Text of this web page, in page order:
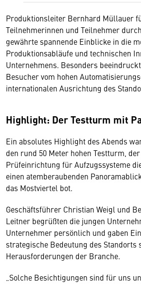
Produktionsleiter Bernhard Müllauer
Teilnehmerinnen und Teilnehmer
gewährte spannende Einblicke in die
Produktionsabläufe und technischen
Unternehmens. Besonders
Besucher vom hohen
internationalen Ausrichtung des
Highlight: Der Testturm mit
Ein absolutes Highlight des Abends
den rund 50 Meter hohen Testturm,
Prüfeinrichtung für Aufzugssysteme
einen atemberaubenden
das Mostviertel bot.
Geschäftsführer Christian Weigl und
Leitner begrüßten die jungen
Unternehmer persönlich und gaben
strategische Bedeutung des Standorts
Herausforderungen der Branche.
„Solche Besichtigungen sind für uns